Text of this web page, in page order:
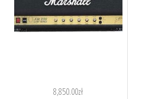
8,850.00zł